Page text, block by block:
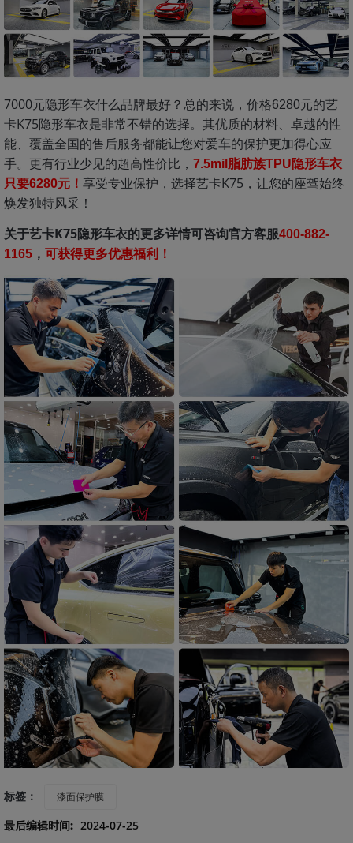
7000元隐形车衣什么品牌最好？总的来说，价格6280元的艺
卡K75隐形车衣是非常不错的选择。其优质的材料、卓越的性
能、覆盖全国的售后服务都能让您对爱车的保护更加得心应
手。更有行业少见的超高性价比， 7.5mil脂肪族TPU隐形车衣
只要6280元！ 享受专业保护，选择艺卡K75，让您的座驾始终
焕发独特风采！
关于艺卡K75隐形车衣的更多详情可咨询官方客服400-882-
1165 ， 可获得更多优惠福利！
标签： 漆面保护膜
最后编辑时间: 2024-07-25